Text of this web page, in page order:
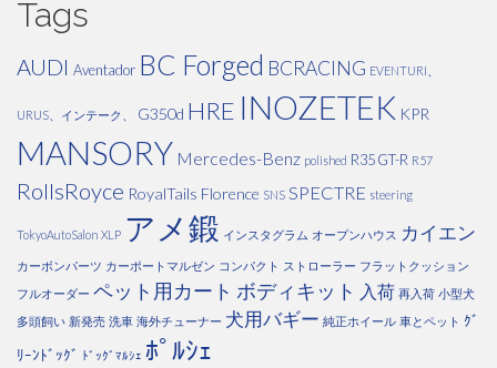
Tags
AUDI Aventador BC Forged BCRACING EVENTURI、
URUS、インテーク、 G350d HRE INOZETEK KPR
MANSORY Mercedes-Benz polished R35 GT-R R57
RollsRoyce RoyalTails Florence SNS SPECTRE steering
TokyoAutoSalon XLP アメ鍛 インスタグラム オープンハウス カイエン
カーボンパーツ カーポートマルゼン コンパクト ストローラー フラットクッション
フルオーダー ペット用カート ボディキット 入荷 再入荷 小型犬
多頭飼い 新発売 洗車 海外チューナー 犬用バギー 純正ホイール 車とペット ｸﾞ
ﾘｰﾝﾄﾞｯｸﾞ
ﾄﾞｯｸﾞﾏﾙｼｪ ﾎﾟﾙｼｪ